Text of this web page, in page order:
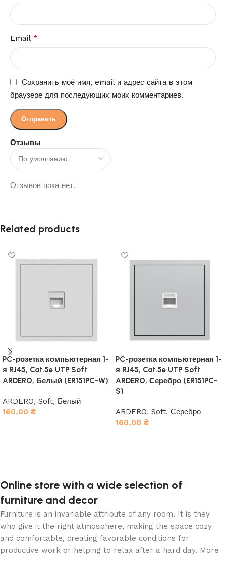
Отзывы
Отзывов пока нет.
Email *
Сохранить моё имя, email и адрес сайта в этом
браузере для последующих моих комментариев.
Related products
PC-розетка компьютерная 1-
я RJ45, Cat.5e UTP Soft
ARDERO, Белый (ER151PC-W)
ARDERO, Soft, Белый
160,00 ₴
PC-розетка компьютерная 1-
я RJ45, Cat.5e UTP Soft
ARDERO, Серебро (ER151PC-
S)
ARDERO, Soft, Серебро
160,00 ₴
Online store with a wide selection of
furniture and decor
Furniture is an invariable attribute of any room. It is they
who give it the right atmosphere, making the space cozy
and comfortable, creating favorable conditions for
productive work or helping to relax after a hard day. More